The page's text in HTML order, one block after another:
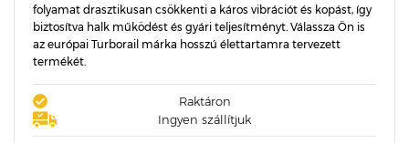
folyamat drasztikusan csökkenti a káros vibrációt és kopást, így
biztosítva halk működést és gyári teljesítményt. Válassza Ön is
az európai Turborail márka hosszú élettartamra tervezett
termékét.
Raktáron
Ingyen szállítjuk